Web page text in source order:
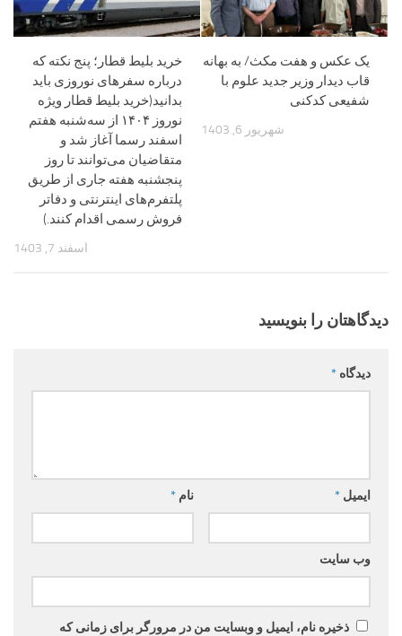
خرید بلیط قطار؛ پنج نکته که
درباره سفر‌های نوروزی باید
بدانید(خرید بلیط قطار ویژه
نوروز ۱۴۰۴ از سه‌شنبه هفتم
اسفند رسما آغاز شد و
متقاضیان می‌توانند تا روز
پنجشنبه هفته جاری از طریق
پلتفرم‌های اینترنتی و دفاتر
فروش رسمی اقدام کنند.)
اسفند 7, 1403
یک عکس و هفت مکث/ به بهانه
قاب دیدار وزیر جدید علوم با
شفیعی کدکنی
شهریور 6, 1403
دیدگاهتان را بنویسید
دیدگاه *
نام * ایمیل *
وب‌ سایت
ذخیره نام، ایمیل و وبسایت من در مرورگر برای زمانی که